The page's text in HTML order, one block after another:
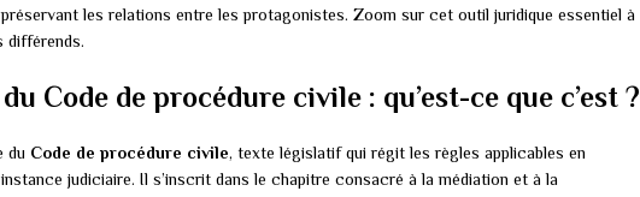
les relations entre les protagonistes. Zoom sur cet outil juridique essentiel à
différends.
Code de procédure civile : qu’est-ce que c’est ?
du Code de procédure civile, texte législatif qui régit les règles applicables en
judiciaire. Il s’inscrit dans le chapitre consacré à la médiation et à la